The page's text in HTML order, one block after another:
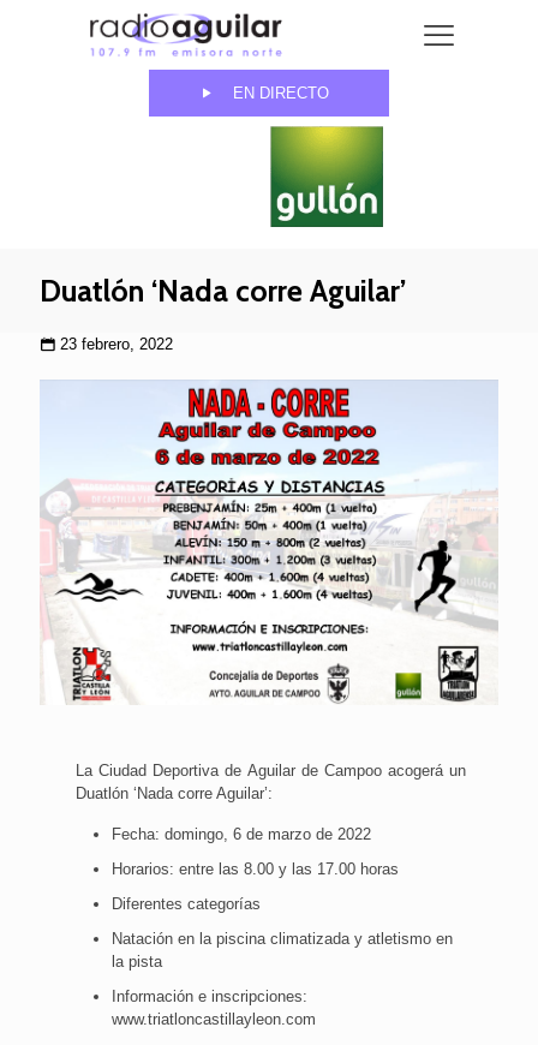
EN DIRECTO
Duatlón ‘Nada corre Aguilar’
23 febrero, 2022
La Ciudad Deportiva de Aguilar de Campoo acogerá un
Duatlón ‘Nada corre Aguilar’:
Fecha: domingo, 6 de marzo de 2022
Horarios: entre las 8.00 y las 17.00 horas
Diferentes categorías
Natación en la piscina climatizada y atletismo en
la pista
Información e inscripciones:
www.triatloncastillayleon.com